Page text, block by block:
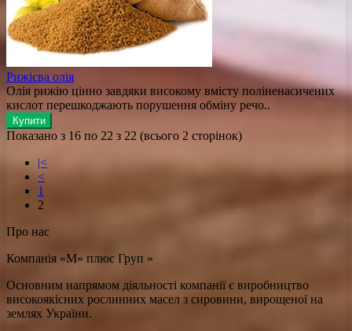
Рижієва олія
Олія рижію цінно завдяки високому вмісту поліненасичених
кислот перешкоджають порушення обміну речо..
Купити
Показано з 16 по 22 з 22 (всього 2 сторінок)
|<
<
1
2
Про нас
Компанія «М» плюс Груп »
Основним напрямом діяльності компанії є виробництво
високоякісних рослинних масел з сировини, вирощеної на
землях України.